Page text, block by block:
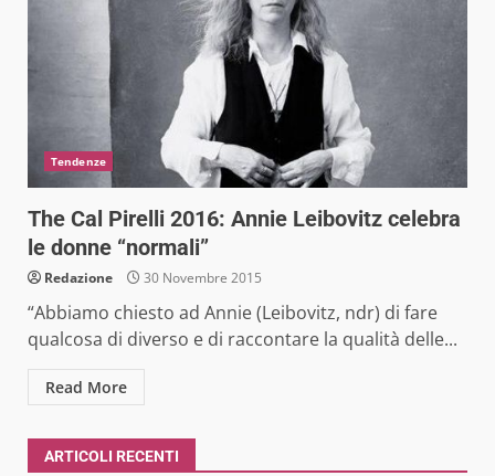
Tendenze
The Cal Pirelli 2016: Annie Leibovitz celebra
le donne “normali”
Redazione 30 Novembre 2015
“Abbiamo chiesto ad Annie (Leibovitz, ndr) di fare
qualcosa di diverso e di raccontare la qualità delle...
Read More
ARTICOLI RECENTI